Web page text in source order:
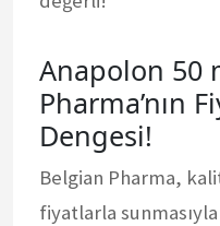
Anapolon 50
Pharma’nın
Dengesi!
Belgian Pharma,
fiyatlarla